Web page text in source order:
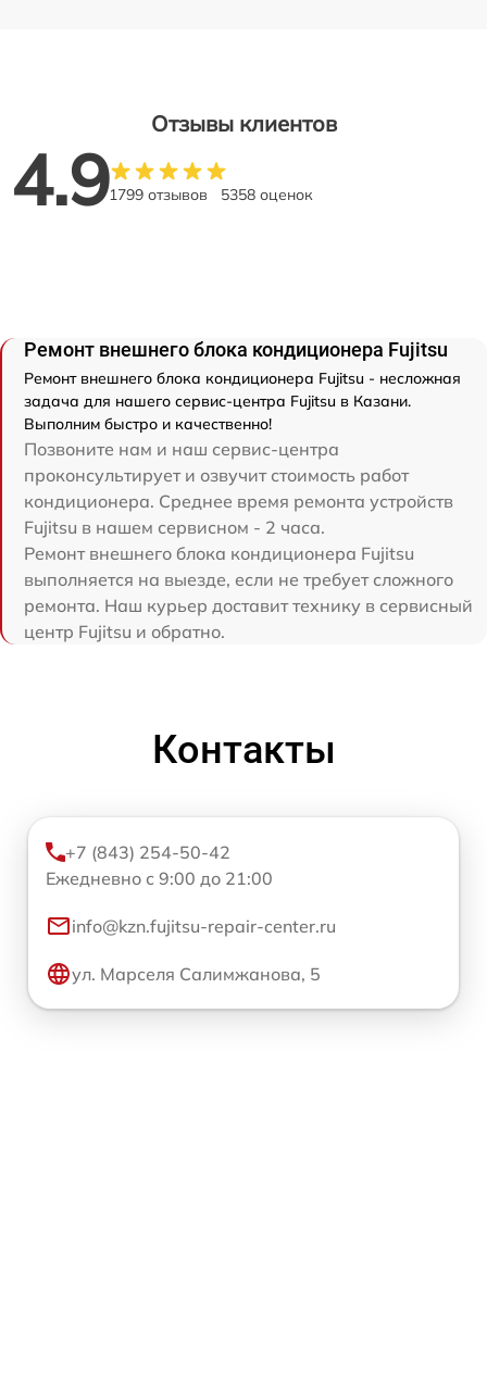
Отзывы клиентов
4.91799 отзывов 5358 оценок
Ремонт внешнего блока кондиционера Fujitsu
Ремонт внешнего блока кондиционера Fujitsu - несложная
задача для нашего сервис-центра Fujitsu в Казани.
Выполним быстро и качественно!
Позвоните нам и наш сервис-центра
проконсультирует и озвучит стоимость работ
кондиционера. Среднее время ремонта устройств
Fujitsu в нашем сервисном - 2 часа.
Ремонт внешнего блока кондиционера Fujitsu
выполняется на выезде, если не требует сложного
ремонта. Наш курьер доставит технику в сервисный
центр Fujitsu и обратно.
Контакты
+7 (843) 254-50-42
Ежедневно с 9:00 до 21:00
info@kzn.fujitsu-repair-center.ru
ул. Марселя Салимжанова, 5